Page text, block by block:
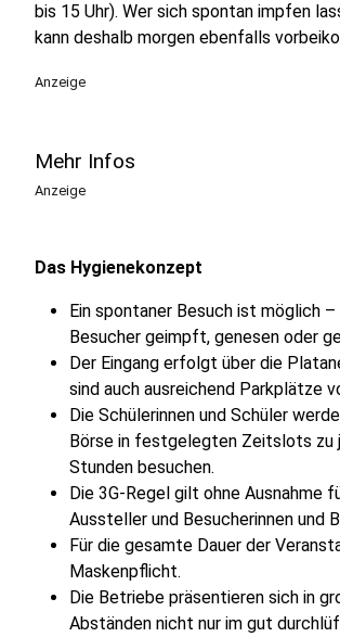
bis 15 Uhr). Wer sich spontan impfen
kann deshalb morgen ebenfalls
Anzeige
Mehr Infos
Anzeige
Das Hygienekonzept
Ein spontaner Besuch ist möglich –
Besucher geimpft, genesen oder
Der Eingang erfolgt über die
sind auch ausreichend Parkplätze
Die Schülerinnen und Schüler
Börse in festgelegten Zeitslots zu
Stunden besuchen.
Die 3G-Regel gilt ohne Ausnahme
Aussteller und Besucherinnen und
Für die gesamte Dauer der
Maskenpflicht.
Die Betriebe präsentieren sich in
Abständen nicht nur im gut